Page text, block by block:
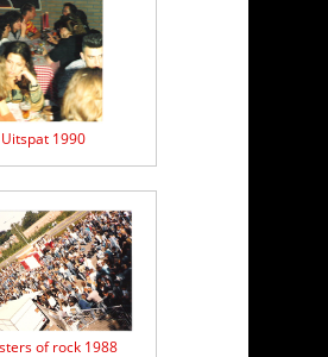
Uitspat 1990
of rock 1988